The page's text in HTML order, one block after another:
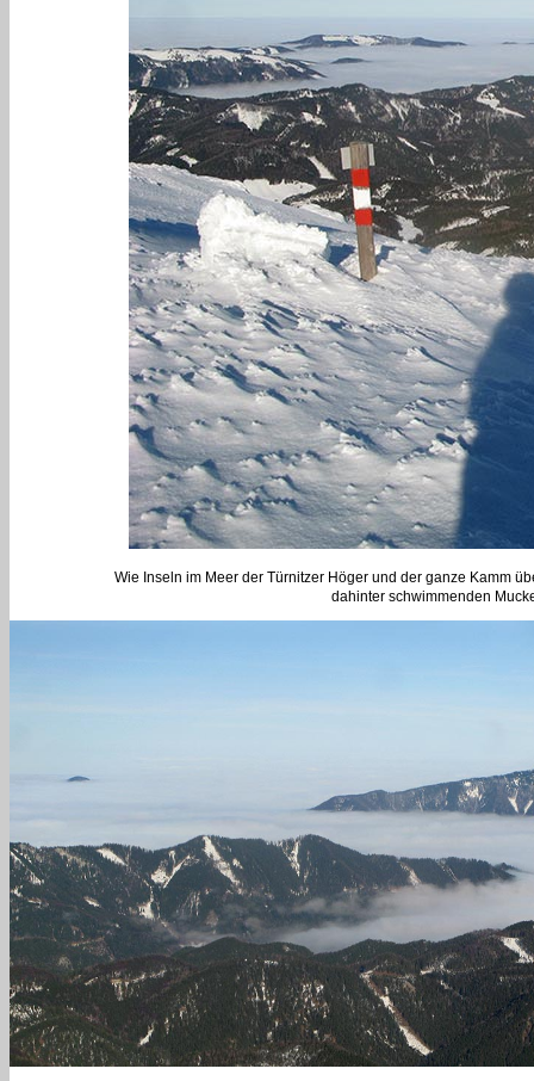
Wie Inseln im Meer der Türnitzer Höger und der ganze Kamm
dahinter schwimmenden